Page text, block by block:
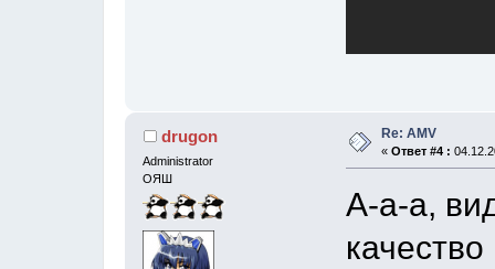
drugon
Administrator
ОЯШ
Re: AMV
« Ответ #4 :
А-а-а,